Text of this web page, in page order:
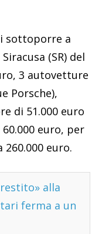
sottoporre a
(SR) del
3 autovetture
Porsche),
di 51.000 euro
euro, per
euro.
alla
ferma a un